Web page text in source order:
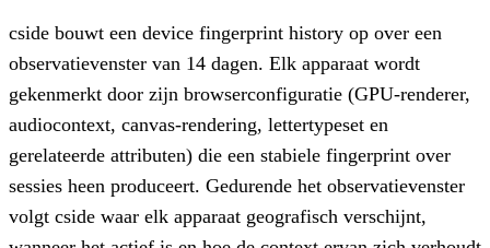
cside bouwt een device fingerprint history op over een
observatievenster van 14 dagen. Elk apparaat wordt
gekenmerkt door zijn browserconfiguratie (GPU-renderer,
audiocontext, canvas-rendering, lettertypeset en
gerelateerde attributen) die een stabiele fingerprint over
sessies heen produceert. Gedurende het observatievenster
volgt cside waar elk apparaat geografisch verschijnt,